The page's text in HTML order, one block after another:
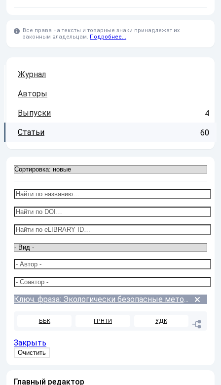
Все права на тексты и товарные знаки принадлежат их
законным владельцам. Подробнее...
Журнал
Авторы
Выпуски 4
Статьи 60
Ключ. фраза: Экологически безопасные методы
ББК ГРНТИ УДК
Закрыть
Главный редактор